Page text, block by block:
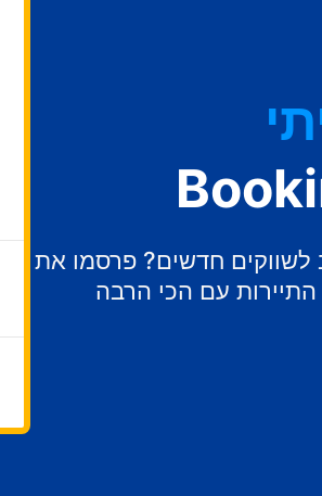
לשווקים חדשים? פרסמו את
עם הכי הרבה